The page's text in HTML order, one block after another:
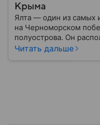
Крыма
Ялта — один из самых
на Черноморском
полуострова. Он
региона и считается
Читать дальше